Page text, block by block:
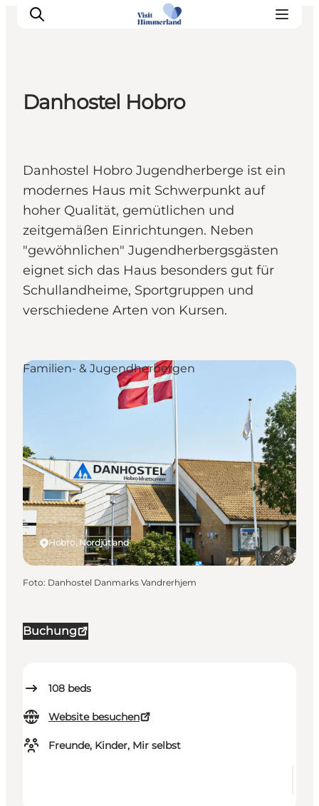
Städte und Orte
Das passiert
Reiseplanung
Praktische Informationen
Danhostel Hobro
Danhostel Hobro Jugendherberge ist ein
modernes Haus mit Schwerpunkt auf
hoher Qualität, gemütlichen und
zeitgemäßen Einrichtungen. Neben
"gewöhnlichen" Jugendherbergsgästen
eignet sich das Haus besonders gut für
Schullandheime, Sportgruppen und
verschiedene Arten von Kursen.
Buchung
108 beds
Website besuchen
Freunde, Kinder, Mir selbst
Hobro, Nordjütland
Familien- & Jugendherbergen
Foto: Danhostel Danmarks Vandrerhjem